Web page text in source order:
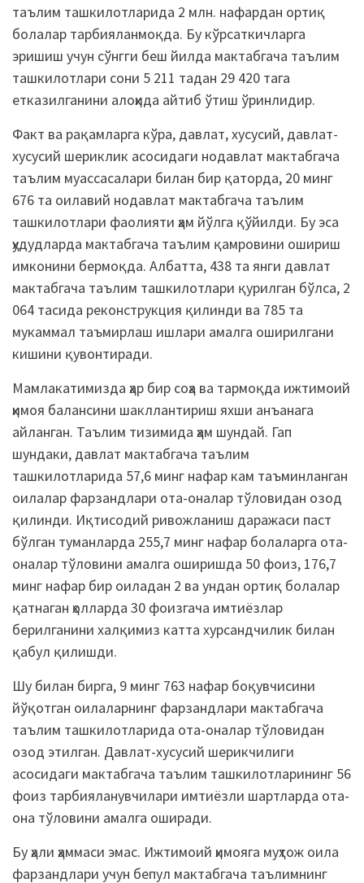
таълим ташкилотларида 2 млн. нафардан ортиқ
болалар тарбияланмоқда. Бу кўрсаткичларга
эришиш учун сўнгги беш йилда мактабгача таълим
ташкилотлари сони 5 211 тадан 29 420 тага
етказилганини алоҳида айтиб ўтиш ўринлидир.
Факт ва рақамларга кўра, давлат, хусусий, давлат-
хусусий шериклик асосидаги нодавлат мактабгача
таълим муассасалари билан бир қаторда, 20 минг
676 та оилавий нодавлат мактабгача таълим
ташкилотлари фаолияти ҳам йўлга қўйилди. Бу эса
ҳудудларда мактабгача таълим қамровини ошириш
имконини бермоқда. Албатта, 438 та янги давлат
мактабгача таълим ташкилотлари қурилган бўлса, 2
064 тасида реконструкция қилинди ва 785 та
мукаммал таъмирлаш ишлари амалга оширилгани
кишини қувонтиради.
Мамлакатимизда ҳар бир соҳа ва тармоқда ижтимоий
ҳимоя балансини шакллантириш яхши анъанага
айланган. Таълим тизимида ҳам шундай. Гап
шундаки, давлат мактабгача таълим
ташкилотларида 57,6 минг нафар кам таъминланган
оилалар фарзандлари ота-оналар тўловидан озод
қилинди. Иқтисодий ривожланиш даражаси паст
бўлган туманларда 255,7 минг нафар болаларга ота-
оналар тўловини амалга оширишда 50 фоиз, 176,7
минг нафар бир оиладан 2 ва ундан ортиқ болалар
қатнаган ҳолларда 30 фоизгача имтиёзлар
берилганини халқимиз катта хурсандчилик билан
қабул қилишди.
Шу билан бирга, 9 минг 763 нафар боқувчисини
йўқотган оилаларнинг фарзандлари мактабгача
таълим ташкилотларида ота-оналар тўловидан
озод этилган. Давлат-хусусий шерикчилиги
асосидаги мактабгача таълим ташкилотларининг 56
фоиз тарбияланувчилари имтиёзли шартларда ота-
она тўловини амалга оширади.
Бу ҳали ҳаммаси эмас. Ижтимоий ҳимояга муҳтож оила
фарзандлари учун бепул мактабгача таълимнинг